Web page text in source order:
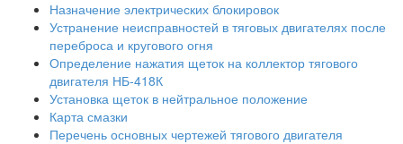
Назначение электрических блокировок
Устранение неисправностей в тяговых двигателях после
переброса и кругового огня
Определение нажатия щеток на коллектор тягового
двигателя НБ-418К
Установка щеток в нейтральное положение
Карта смазки
Перечень основных чертежей тягового двигателя